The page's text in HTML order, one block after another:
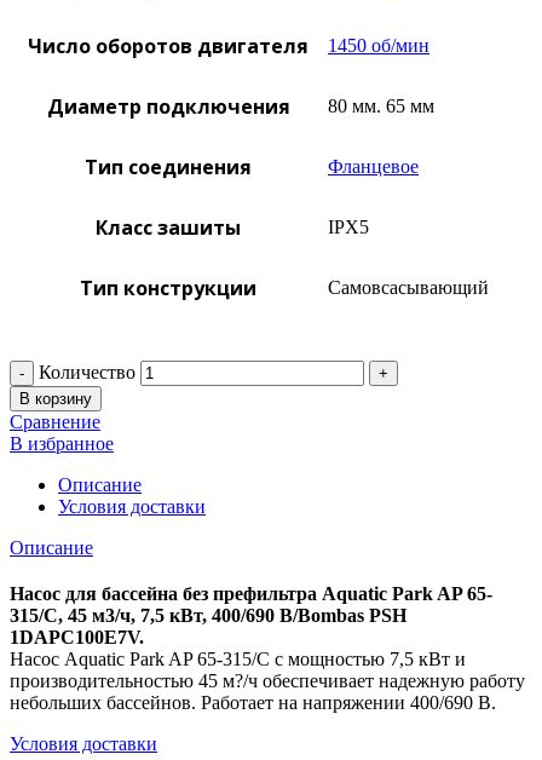
Число оборотов двигателя 1450 об/мин
Диаметр подключения 80 мм. 65 мм
Тип соединения Фланцевое
Класс зашиты IPX5
Тип конструкции Самовсасывающий
Количество
В корзину
Сравнение
В избранное
Описание
Условия доставки
Описание
Насос для бассейна без префильтра Aquatic Park AP 65-
315/C, 45 м3/ч, 7,5 кВт, 400/690 В/Bombas PSH
1DAPC100E7V.
Насос Aquatic Park AP 65-315/C с мощностью 7,5 кВт и
производительностью 45 м?/ч обеспечивает надежную работу
небольших бассейнов. Работает на напряжении 400/690 В.
Условия доставки